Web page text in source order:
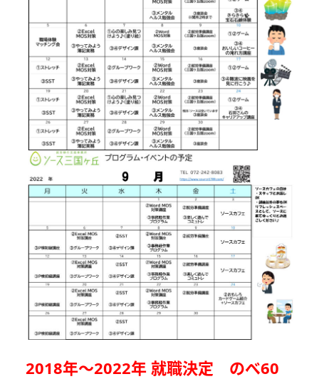
2018年～2022年 就職決定 のべ60